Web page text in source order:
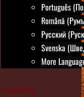
Português
Română
Русский
Svenska
More
website